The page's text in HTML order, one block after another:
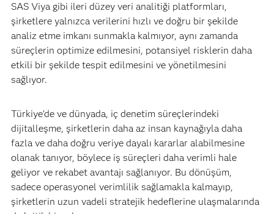
SAS Viya gibi ileri düzey veri analitiği platformları,
şirketlere yalnızca verilerini hızlı ve doğru bir şekilde
analiz etme imkanı sunmakla kalmıyor, aynı zamanda
süreçlerin optimize edilmesini, potansiyel risklerin daha
etkili bir şekilde tespit edilmesini ve yönetilmesini
sağlıyor.
Türkiye'de ve dünyada, iç denetim süreçlerindeki
dijitalleşme, şirketlerin daha az insan kaynağıyla daha
fazla ve daha doğru veriye dayalı kararlar alabilmesine
olanak tanıyor, böylece iş süreçleri daha verimli hale
geliyor ve rekabet avantajı sağlanıyor. Bu dönüşüm,
sadece operasyonel verimlilik sağlamakla kalmayıp,
şirketlerin uzun vadeli stratejik hedeflerine ulaşmalarında